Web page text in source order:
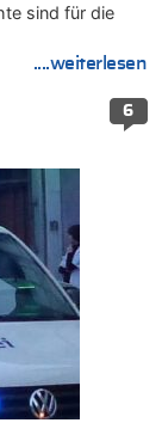
sind für die
....weiterlesen
6